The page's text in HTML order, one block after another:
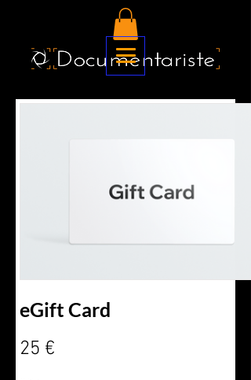
eGift Card
25 €